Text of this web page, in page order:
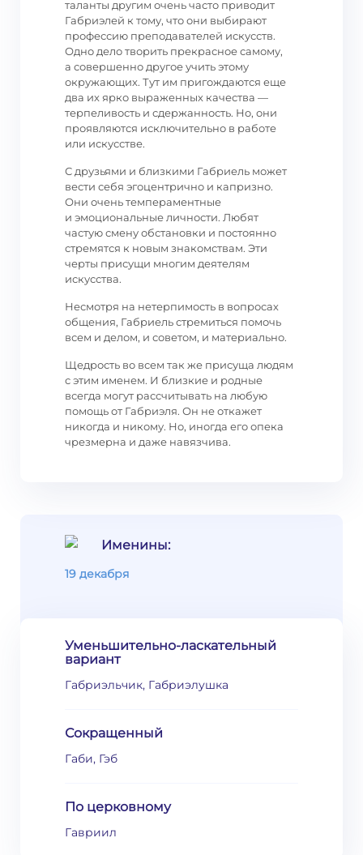
таланты другим очень часто приводит
Габриэлей к тому, что они выбирают
профессию преподавателей искусств.
Одно дело творить прекрасное самому,
а совершенно другое учить этому
окружающих. Тут им пригождаются еще
два их ярко выраженных качества —
терпеливость и сдержанность. Но, они
проявляются исключительно в работе
или искусстве.
С друзьями и близкими Габриель может
вести себя эгоцентрично и капризно.
Они очень темпераментные
и эмоциональные личности. Любят
частую смену обстановки и постоянно
стремятся к новым знакомствам. Эти
черты присущи многим деятелям
искусства.
Несмотря на нетерпимость в вопросах
общения, Габриель стремиться помочь
всем и делом, и советом, и материально.
Щедрость во всем так же присуща людям
с этим именем. И близкие и родные
всегда могут рассчитывать на любую
помощь от Габриэля. Он не откажет
никогда и никому. Но, иногда его опека
чрезмерна и даже навязчива.
Именины:
19 декабря
Уменьшительно-ласкательный
вариант
Габриэльчик, Габриэлушка
Сокращенный
Габи, Гэб
По церковному
Гавриил